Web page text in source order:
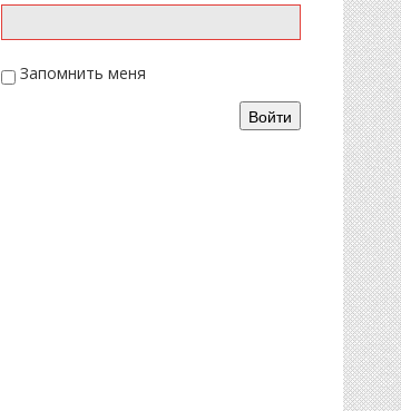
Запомнить меня
Войти